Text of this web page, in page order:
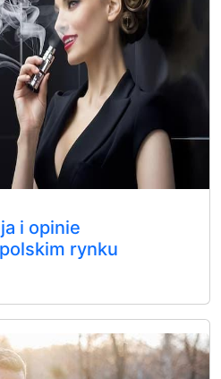
i opinie
rynku